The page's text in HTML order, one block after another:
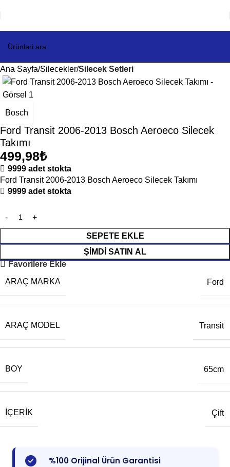
Ana Sayfa Silecekler Silecek Setleri
Bosch
Ford Transit 2006-2013 Bosch Aeroeco Silecek
Takımı
499,98₺
9999 adet stokta
Ford Transit 2006-2013 Bosch Aeroeco Silecek Takımı
9999 adet stokta
SEPETE EKLE
ŞIMDI SATIN AL
Favorilere Ekle
ARAÇ MARKA Ford
ARAÇ MODEL Transit
BOY 65cm
İÇERIK Çift
%100 Orijinal Ürün Garantisi